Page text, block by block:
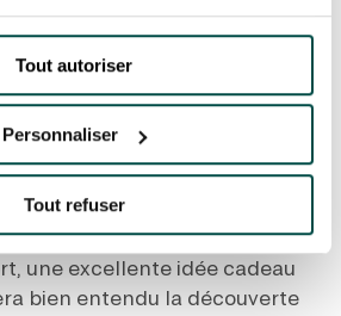
Tout autoriser
Personnaliser
Tout refuser
les expériences insolites à offrir
à Paris
: LES
À OFFRIR À
PARIS
vous comptez des
une excellente idée cadeau
bien entendu la découverte